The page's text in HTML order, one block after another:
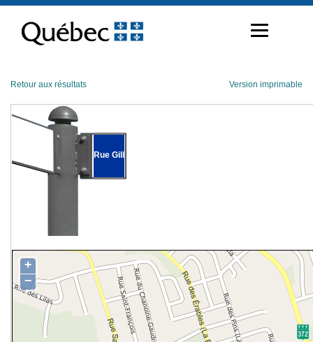
contenu
Retour aux résultats Version imprimable
Rue Gill
+
−